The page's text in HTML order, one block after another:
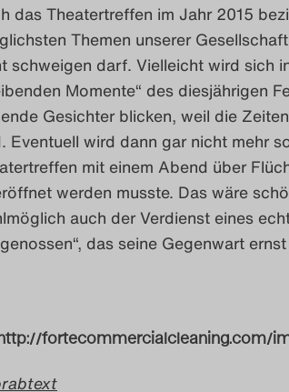
das Theatertreffen im Jahr 2015
Themen unserer
schweigen darf. Vielleicht wird sich
Momente“ des diesjährigen
Gesichter blicken, weil die
Eventuell wird dann gar nicht mehr
mit einem Abend über
werden musste. Das wäre
auch der Verdienst eines
das seine Gegenwart
fortecommercialcleaning.com/